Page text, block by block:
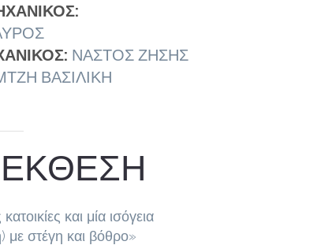
ΝΑΣΤΟΣ ΖΗΣΗΣ
ΒΑΣΙΛΙΚΗ
και μία ισόγεια
με στέγη και βόθρο»